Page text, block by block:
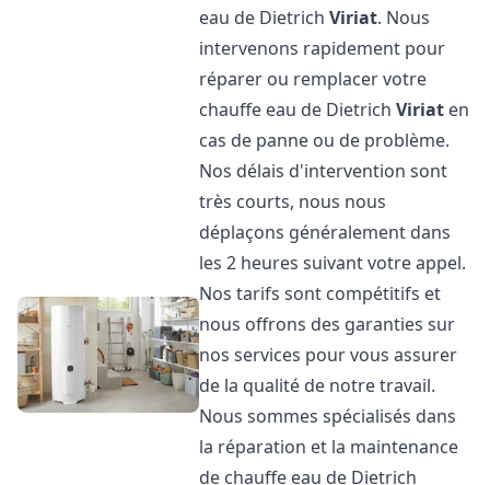
eau de DietrichViriat. Nous
intervenons rapidement pour
réparer ou remplacer votre
chauffe eau de DietrichViriat en
cas de panne ou de problème.
Nos délais d'intervention sont
très courts, nous nous
déplaçons généralement dans
les 2 heures suivant votre appel.
Nos tarifs sont compétitifs et
nous offrons des garanties sur
nos services pour vous assurer
de la qualité de notre travail.
Nous sommes spécialisés dans
la réparation et la maintenance
de chauffe eau de Dietrich